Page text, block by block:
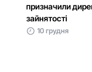
призначили
зайнятості
10 грудня